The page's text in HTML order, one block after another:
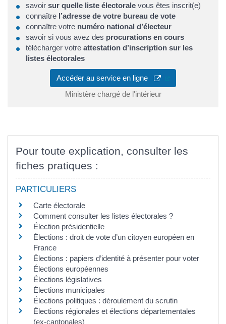
savoir sur quelle liste électorale vous êtes inscrit(e)
connaître l’adresse de votre bureau de vote
connaître votre numéro national d’électeur
savoir si vous avez des procurations en cours
télécharger votre attestation d’inscription sur les
listes électorales
Accéder au service en ligne
(ouverture dans
Ministère chargé de l'intérieur
Pour toute explication, consulter les
fiches pratiques :
PARTICULIERS
Carte électorale
Comment consulter les listes électorales ?
Élection présidentielle
Élections : droit de vote d’un citoyen européen en
France
Élections : papiers d’identité à présenter pour voter
Élections européennes
Élections législatives
Élections municipales
Élections politiques : déroulement du scrutin
Élections régionales et élections départementales
(ex-cantonales)